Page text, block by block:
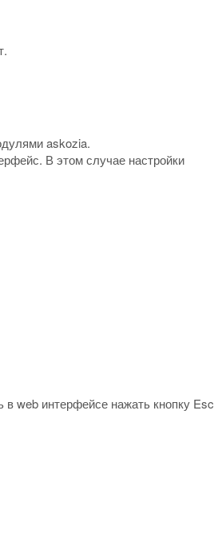
askozia.
В этом случае настройки
web интерфейсе нажать кнопку Esc